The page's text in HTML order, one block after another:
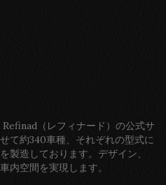
（レフィナード）の公式サ
て約340車種、それぞれの型式に
製造しております。デザイン、
内空間を実現します。